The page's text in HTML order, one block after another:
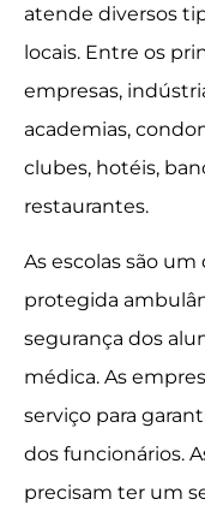
atende diversos
locais. Entre os
empresas,
academias,
clubes, hotéis,
restaurantes.
As escolas são
protegida
segurança dos
médica. As
serviço para
dos funcionários.
precisam ter um